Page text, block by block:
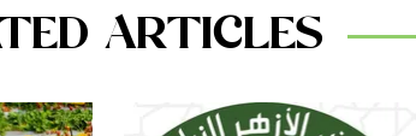
ARTICLES